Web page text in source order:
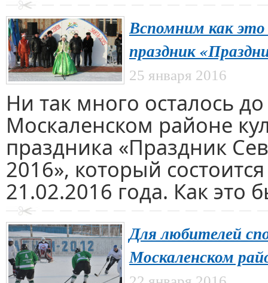
Вспомним как
праздник
25 января 2016
Ни так много осталось
Москаленском районе
праздника «Праздник
2016», который
21.02.2016 года. Как это
Для любителей
Москаленском